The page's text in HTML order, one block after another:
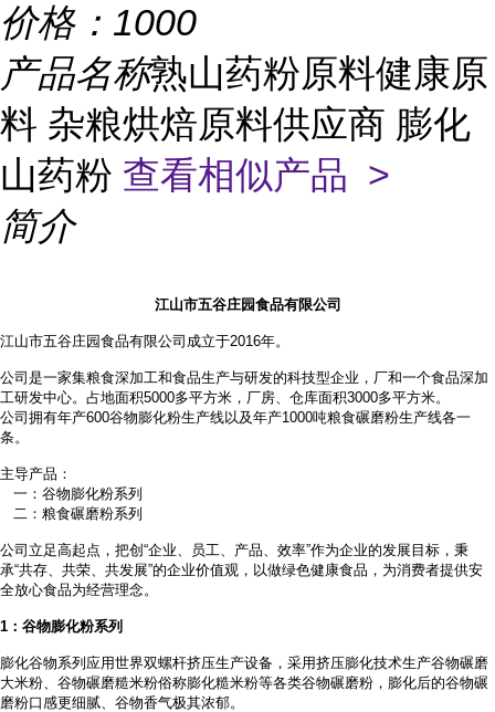
价格： 1000
产品名称熟山药粉原料健康原
料 杂粮烘焙原料供应商 膨化
山药粉 查看相似产品 >
简介
江山市五谷庄园食品有限公司
江山市五谷庄园食品有限公司成立于2016年。
公司是一家集粮食深加工和食品生产与研发的科技型企业，厂和一个食品深加
工研发中心。占地面积5000多平方米，厂房、仓库面积3000多平方米。
公司拥有年产600谷物膨化粉生产线以及年产1000吨粮食碾磨粉生产线各一
条。
主导产品：
一：谷物膨化粉系列
二：粮食碾磨粉系列
公司立足高起点，把创 “企业、员工、产品、效率”作为企业的发展目标，秉
承“共存、共荣、共发展”的企业价值观，以做绿色健康食品，为消费者提供安
全放心食品为经营理念。
1 ：谷物膨化粉系列
膨化谷物系列应用世界双螺杆挤压生产设备，采用挤压膨化技术生产谷物碾磨
大米粉、谷物碾磨糙米粉俗称膨化糙米粉等各类谷物碾磨粉，膨化后的谷物碾
磨粉口感更细腻、谷物香气极其浓郁。